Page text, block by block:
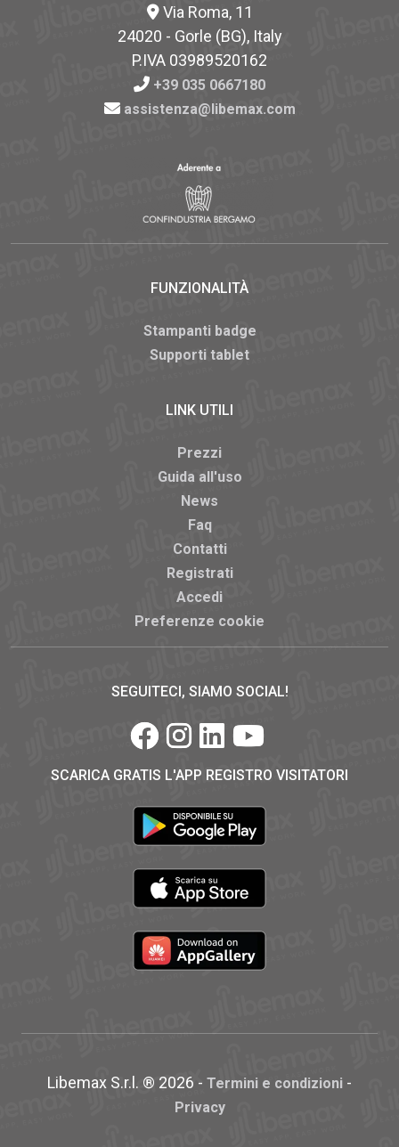
Via Roma, 11
24020 - Gorle (BG), Italy
P.IVA 03989520162
+39 035 0667180
assistenza@libemax.com
FUNZIONALITÀ
Stampanti badge
Supporti tablet
LINK UTILI
Prezzi
Guida all'uso
News
Faq
Contatti
Registrati
Accedi
Preferenze cookie
SEGUITECI, SIAMO SOCIAL!
SCARICA GRATIS L'APP REGISTRO VISITATORI
Libemax S.r.l. ® 2026 - Termini e condizioni -
Privacy